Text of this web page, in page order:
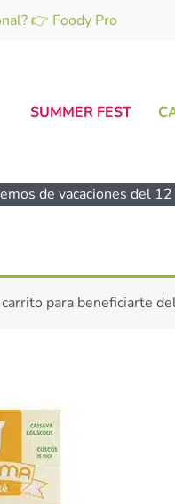
👉 Foody Pro
SUMMER FEST
de vacaciones del
para beneficiarte